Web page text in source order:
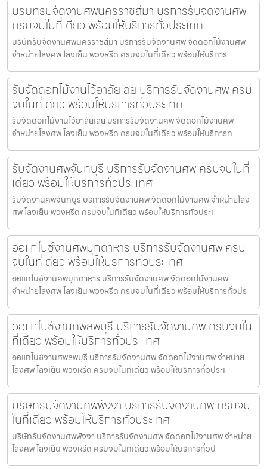
บริษัทรับจัดงานศพนครราชสีมา บริการรับจัดงานศพ
ครบจบในที่เดียว พร้อมให้บริการทั่วประเทศ
บริษัทรับจัดงานศพนครราชสีมา บริการรับจัดงานศพ จัดดอกไม้งานศพ
จำหน่ายโลงศพ โลงเย็น พวงหรีด ครบจบในที่เดียว พร้อมให้บริการ
รับจัดดอกไม้งานไว้อาลัยเลย บริการรับจัดงานศพ ครบ
จบในที่เดียว พร้อมให้บริการทั่วประเทศ
รับจัดดอกไม้งานไว้อาลัยเลย บริการรับจัดงานศพ จัดดอกไม้งานศพ
จำหน่ายโลงศพ โลงเย็น พวงหรีด ครบจบในที่เดียว พร้อมให้บริการท
รับจัดงานศพจันทบุรี บริการรับจัดงานศพ ครบจบในที่
เดียว พร้อมให้บริการทั่วประเทศ
รับจัดงานศพจันทบุรี บริการรับจัดงานศพ จัดดอกไม้งานศพ จำหน่ายโลง
ศพ โลงเย็น พวงหรีด ครบจบในที่เดียว พร้อมให้บริการทั่วประเ
ออแกไนซ์งานศพมุกดาหาร บริการรับจัดงานศพ ครบ
จบในที่เดียว พร้อมให้บริการทั่วประเทศ
ออแกไนซ์งานศพมุกดาหาร บริการรับจัดงานศพ จัดดอกไม้งานศพ
จำหน่ายโลงศพ โลงเย็น พวงหรีด ครบจบในที่เดียว พร้อมให้บริการทั่วปร
ออแกไนซ์งานศพลพบุรี บริการรับจัดงานศพ ครบจบใน
ที่เดียว พร้อมให้บริการทั่วประเทศ
ออแกไนซ์งานศพลพบุรี บริการรับจัดงานศพ จัดดอกไม้งานศพ จำหน่าย
โลงศพ โลงเย็น พวงหรีด ครบจบในที่เดียว พร้อมให้บริการทั่วประเ
บริษัทรับจัดงานศพพังงา บริการรับจัดงานศพ ครบจบ
ในที่เดียว พร้อมให้บริการทั่วประเทศ
บริษัทรับจัดงานศพพังงา บริการรับจัดงานศพ จัดดอกไม้งานศพ จำหน่าย
โลงศพ โลงเย็น พวงหรีด ครบจบในที่เดียว พร้อมให้บริการทั่วป